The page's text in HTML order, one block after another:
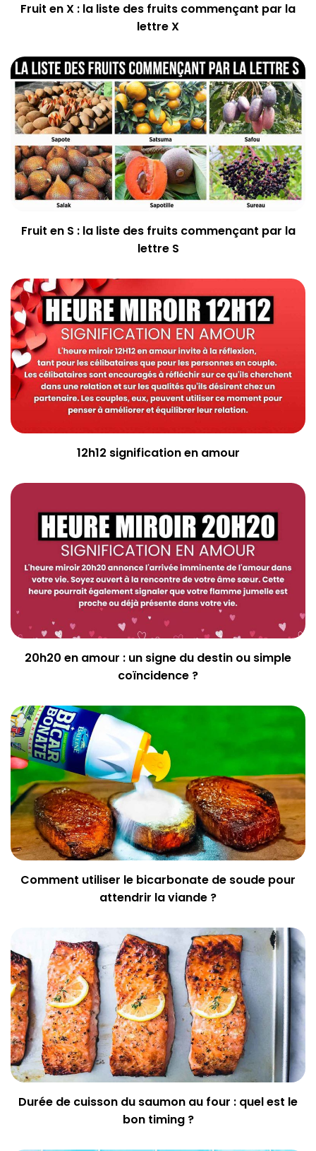
Fruit en X : la liste des fruits commençant par la
lettre X
Fruit en S : la liste des fruits commençant par la
lettre S
12h12 signification en amour
20h20 en amour : un signe du destin ou simple
coïncidence ?
Comment utiliser le bicarbonate de soude pour
attendrir la viande ?
Durée de cuisson du saumon au four : quel est le
bon timing ?